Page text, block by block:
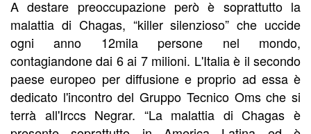
A destare preoccupazione però è soprattutto la
malattia di Chagas, “killer silenzioso” che uccide
ogni anno 12mila persone nel mondo,
contagiandone dai 6 ai 7 milioni. L'Italia è il secondo
paese europeo per diffusione e proprio ad essa è
dedicato l'incontro del Gruppo Tecnico Oms che si
terrà all'Irccs Negrar. “La malattia di Chagas è